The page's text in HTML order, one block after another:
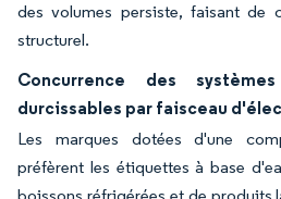
des volumes persiste, faisant de
structurel.
Concurrence des
durcissables par faisceau
Les marques dotées d'une
préfèrent les étiquettes à base